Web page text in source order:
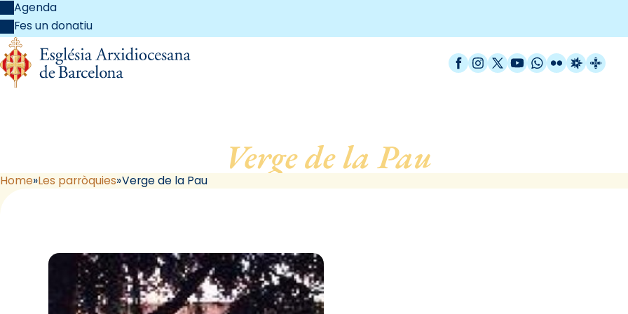
Agenda
Fes un donatiu
Facebook
Instagram
X / Twitter
YouTube
WhatsApp
FlickrRadio
Verge de la Pau
Home Les parròquies Verge de la Pau